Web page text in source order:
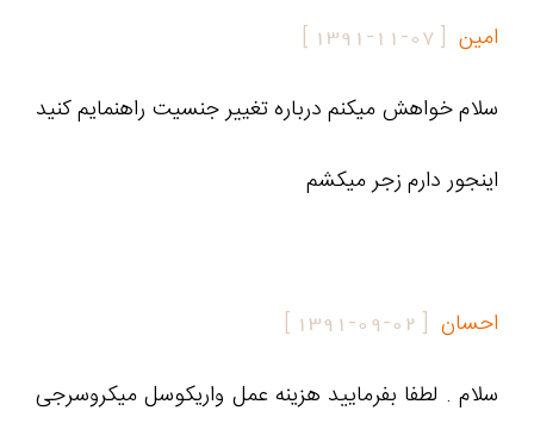
امین [
1391-11-07
]
سلام خواهش میکنم درباره تغییر جنسیت راهنمایم کنید
اینجور دارم زجر میکشم
احسان [
1391-09-02
]
سلام . لطفا بفرمایید هزینه عمل واریکوسل میکروسرجی